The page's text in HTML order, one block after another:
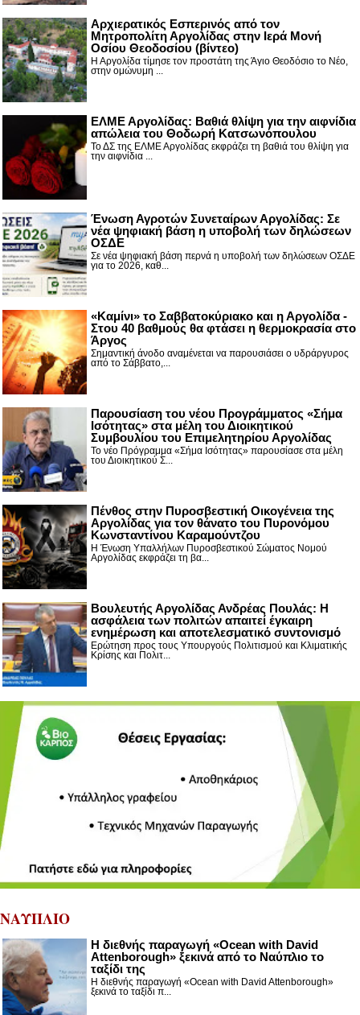
Αρχιερατικός Εσπερινός από τον
Μητροπολίτη Αργολίδας στην Ιερά Μονή
Οσίου Θεοδοσίου (βίντεο)
Η Αργολίδα τίμησε τον προστάτη της Άγιο Θεοδόσιο το Νέο,
στην ομώνυμη ...
ΕΛΜΕ Αργολίδας: Βαθιά θλίψη για την αιφνίδια
απώλεια του Θοδωρή Κατσωνόπουλου
Το ΔΣ της ΕΛΜΕ Αργολίδας εκφράζει τη βαθιά του θλίψη για
την αιφνίδια ...
Ένωση Αγροτών Συνεταίρων Αργολίδας: Σε
νέα ψηφιακή βάση η υποβολή των δηλώσεων
ΟΣΔΕ
Σε νέα ψηφιακή βάση περνά η υποβολή των δηλώσεων ΟΣΔΕ
για το 2026, καθ...
«Καμίνι» το Σαββατοκύριακο και η Αργολίδα -
Στου 40 βαθμούς θα φτάσει η θερμοκρασία στο
Άργος
Σημαντική άνοδο αναμένεται να παρουσιάσει ο υδράργυρος
από το Σάββατο,...
Παρουσίαση του νέου Προγράμματος «Σήμα
Ισότητας» στα μέλη του Διοικητικού
Συμβουλίου του Επιμελητηρίου Αργολίδας
Το νέο Πρόγραμμα «Σήμα Ισότητας» παρουσίασε στα μέλη
του Διοικητικού Σ...
Πένθος στην Πυροσβεστική Οικογένεια της
Αργολίδας για τον θάνατο του Πυρονόμου
Κωνσταντίνου Καραμούντζου
Η Ένωση Υπαλλήλων Πυροσβεστικού Σώματος Νομού
Αργολίδας εκφράζει τη βα...
Βουλευτής Αργολίδας Ανδρέας Πουλάς: Η
ασφάλεια των πολιτών απαιτεί έγκαιρη
ενημέρωση και αποτελεσματικό συντονισμό
Ερώτηση προς τους Υπουργούς Πολιτισμού και Κλιματικής
Κρίσης και Πολιτ...
ΝΑΥΠΛΙΟ
Η διεθνής παραγωγή «Ocean with David
Attenborough» ξεκινά από το Ναύπλιο το
ταξίδι της
Η διεθνής παραγωγή «Ocean with David Attenborough»
ξεκινά το ταξίδι π...